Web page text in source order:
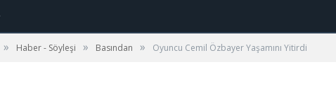
» Haber - Söyleşi » Basından » Oyuncu Cemil Özbayer Yaşamını Yitirdi